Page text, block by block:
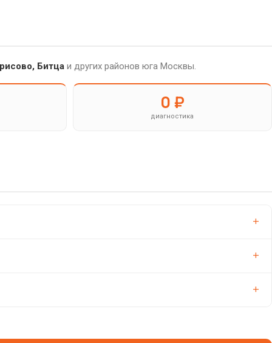
Битца и других районов юга Москвы.
0 ₽
диагностика